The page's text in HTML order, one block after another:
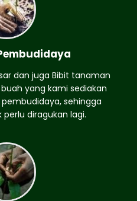
dan juga Bibit tanaman
yang kami sediakan
sehingga
diragukan lagi.